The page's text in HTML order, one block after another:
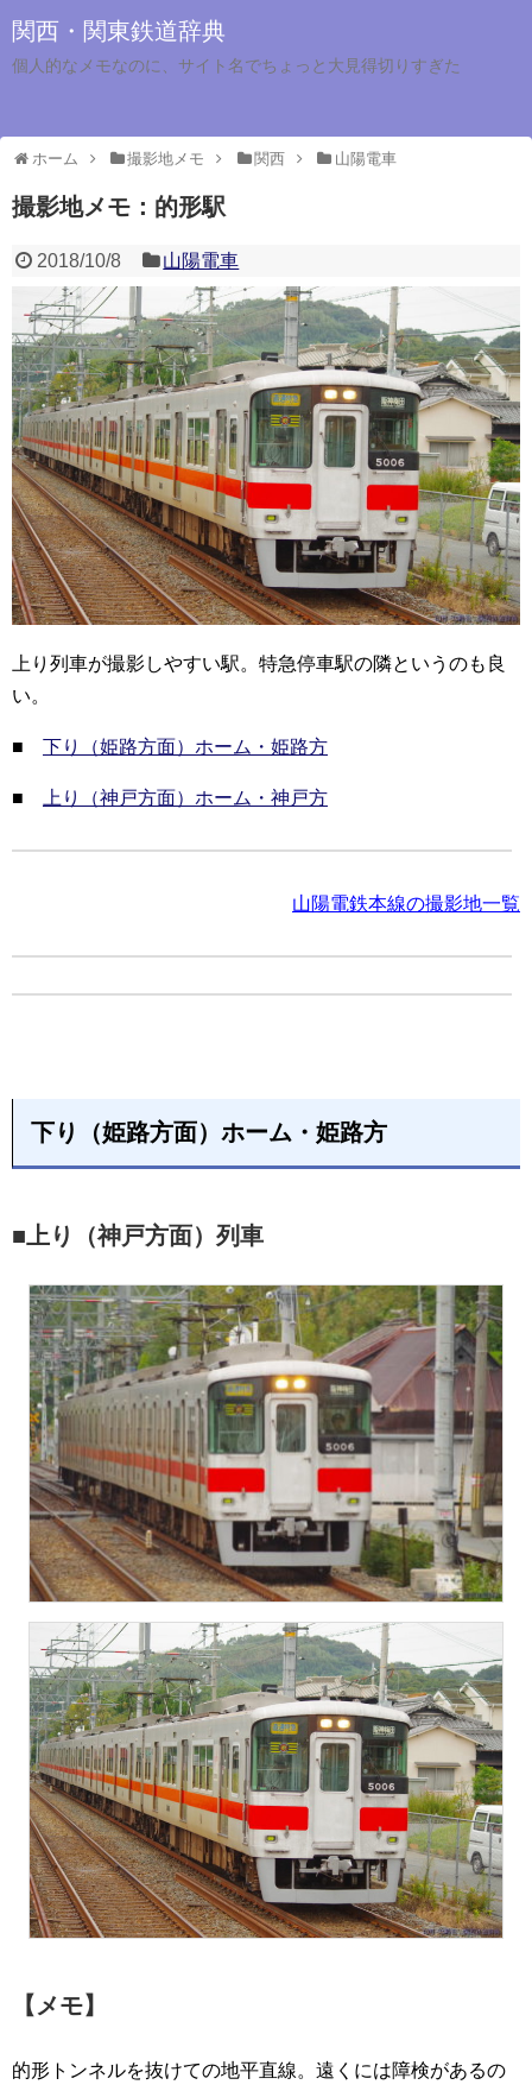
関西・関東鉄道辞典
個人的なメモなのに、サイト名でちょっと大見得切りすぎた
ホーム 撮影地メモ 関西 山陽電車
撮影地メモ：的形駅
2018/10/8 山陽電車
上り列車が撮影しやすい駅。特急停車駅の隣というのも良
い。
■ 下り（姫路方面）ホーム・姫路方
■ 上り（神戸方面）ホーム・神戸方
山陽電鉄本線の撮影地一覧
下り（姫路方面）ホーム・姫路方
■上り（神戸方面）列車
【メモ】
的形トンネルを抜けての地平直線。遠くには障検があるの